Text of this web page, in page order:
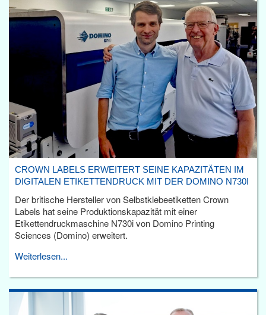
CROWN LABELS ERWEITERT SEINE KAPAZITÄTEN IM
DIGITALEN ETIKETTENDRUCK MIT DER DOMINO N730I
Der britische Hersteller von Selbstklebeetiketten Crown
Labels hat seine Produktionskapazität mit einer
Etikettendruckmaschine N730i von Domino Printing
Sciences (Domino) erweitert.
Weiterlesen...